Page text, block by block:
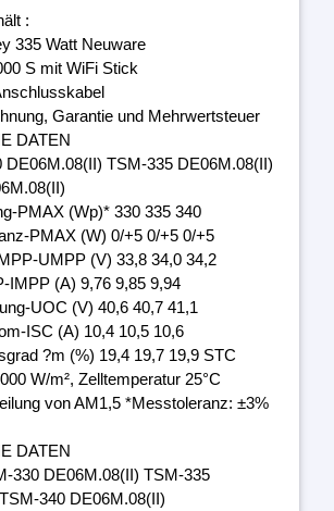
:
335 Watt Neuware
S mit WiFi Stick
Garantie und Mehrwertsteuer
DATEN
DE06M.08(II) TSM-335 DE06M.08(II)
PMAX (Wp)* 330 335 340
PMAX (W) 0/+5 0/+5 0/+5
UMPP (V) 33,8 34,0 34,2
IMPP (A) 9,76 9,85 9,94
UOC (V) 40,6 40,7 41,1
ISC (A) 10,4 10,5 10,6
?m (%) 19,4 19,7 19,9 STC
W/m², Zelltemperatur 25°C
von AM1,5 *Messtoleranz: ±3%
DATEN
330 DE06M.08(II) TSM-335
340 DE06M.08(II)